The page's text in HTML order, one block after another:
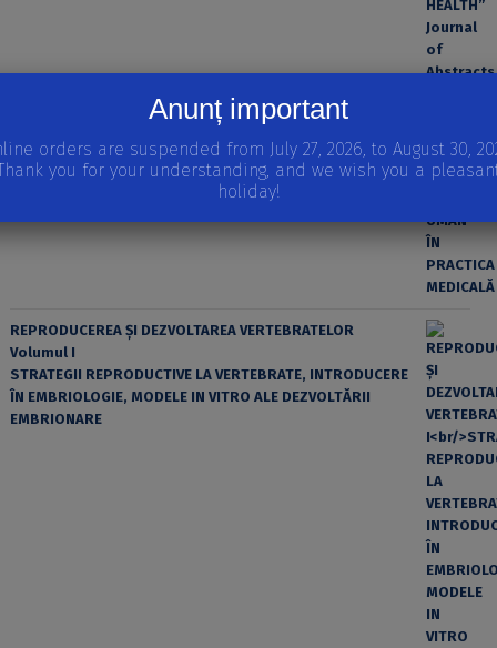
REPRODUCEREA ȘI DEZVOLTAREA VERTEBRATELOR
Volumul I
STRATEGII REPRODUCTIVE LA VERTEBRATE, INTRODUCERE
ÎN EMBRIOLOGIE, MODELE IN VITRO ALE DEZVOLTĂRII
EMBRIONARE
Anunț important
orders are suspended from July 27, 2026, to August 30,
you for your understanding, and we wish you a
holiday!